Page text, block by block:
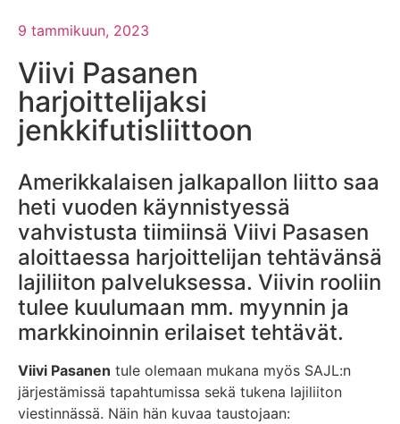
9 tammikuun, 2023
Viivi Pasanen
harjoittelijaksi
jenkkifutisliittoon
Amerikkalaisen jalkapallon liitto saa
heti vuoden käynnistyessä
vahvistusta tiimiinsä Viivi Pasasen
aloittaessa harjoittelijan tehtävänsä
lajiliiton palveluksessa. Viivin rooliin
tulee kuulumaan mm. myynnin ja
markkinoinnin erilaiset tehtävät.
Viivi Pasanen tule olemaan mukana myös SAJL:n
järjestämissä tapahtumissa sekä tukena lajiliiton
viestinnässä. Näin hän kuvaa taustojaan: